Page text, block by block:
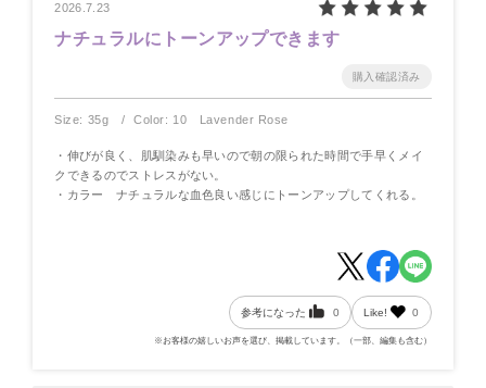
2026.7.23
ナチュラルにトーンアップできます
Size: 35g Color: 10 Lavender Rose
・伸びが良く、肌馴染みも早いので朝の限られた時間で手早くメイ
クできるのでストレスがない。
・カラー ナチュラルな血色良い感じにトーンアップしてくれる。
参考になった 0 Like! 0
※お客様の嬉しいお声を選び、掲載しています。（一部、編集も含む）